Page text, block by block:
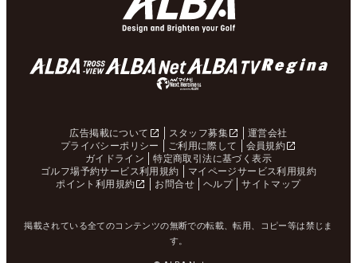
広告掲載について スタッフ募集
運営会社
プライバシーポリシー
ご利用に際して
会員規約
ガイドライン
特定商取引法に基づく表示
ゴルフ場予約サービス利用規約
マイページサービス利用規約
ポイント利用規約
お問合せ ヘルプ サイトマップ
掲載されている全てのコンテンツの無断での転載、転用、コピー等は禁じま
す。